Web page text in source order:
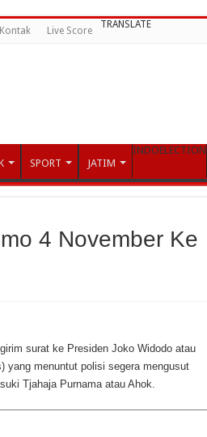
Kontak Live Score
TRANSLATE
SPORT JATIM
INDOELECTION
4 November Ke
surat ke Presiden Joko Widodo atau
yang menuntut polisi segera mengusut
Tjahaja Purnama atau Ahok.